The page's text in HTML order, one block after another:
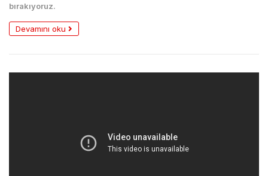
bırakıyoruz.
Devamını oku